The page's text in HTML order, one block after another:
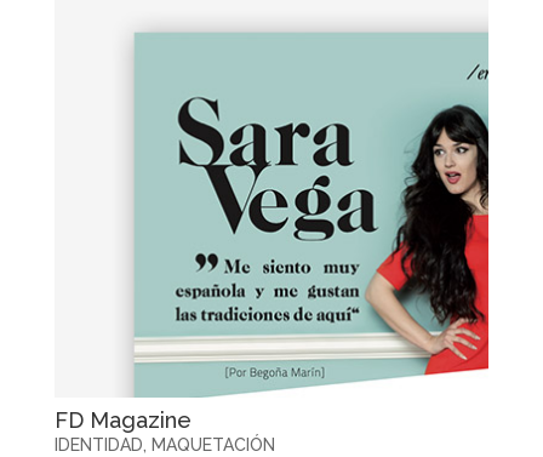
FD Magazine
IDENTIDAD, MAQUETACIÓN